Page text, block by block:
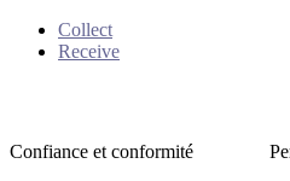
Collect
Receive
Confiance et conformité